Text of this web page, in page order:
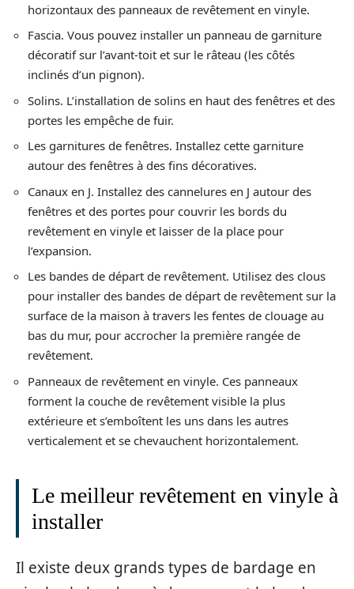
horizontaux des panneaux de revêtement en vinyle.
Fascia. Vous pouvez installer un panneau de garniture
décoratif sur l’avant-toit et sur le râteau (les côtés
inclinés d’un pignon).
Solins. L’installation de solins en haut des fenêtres et des
portes les empêche de fuir.
Les garnitures de fenêtres. Installez cette garniture
autour des fenêtres à des fins décoratives.
Canaux en J. Installez des cannelures en J autour des
fenêtres et des portes pour couvrir les bords du
revêtement en vinyle et laisser de la place pour
l’expansion.
Les bandes de départ de revêtement. Utilisez des clous
pour installer des bandes de départ de revêtement sur la
surface de la maison à travers les fentes de clouage au
bas du mur, pour accrocher la première rangée de
revêtement.
Panneaux de revêtement en vinyle. Ces panneaux
forment la couche de revêtement visible la plus
extérieure et s’emboîtent les uns dans les autres
verticalement et se chevauchent horizontalement.
Le meilleur revêtement en vinyle à
installer
Il existe deux grands types de bardage en